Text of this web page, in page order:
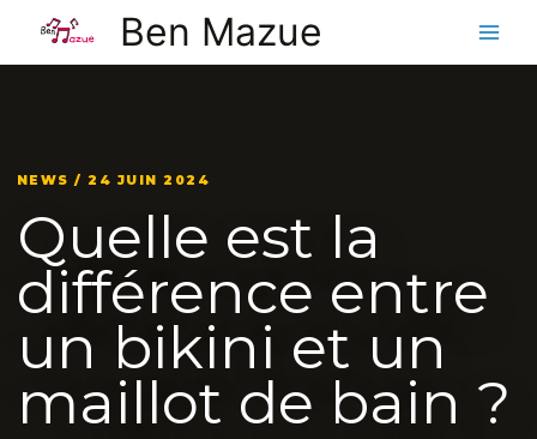
contenu
Ben Mazue
NEWS / 24 JUIN 2024
Quelle est la
différence entre
un bikini et un
maillot de bain ?